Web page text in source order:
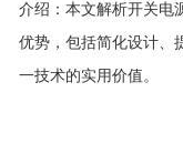
介绍： 本文解析开关电
优势，包括简化设计、
一技术的实用价值。